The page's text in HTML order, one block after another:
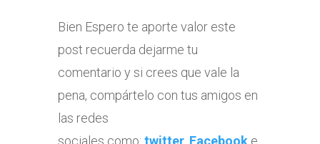
Bien Espero te aporte valor este
post recuerda dejarme tu
comentario y si crees que vale la
pena, compártelo con tus amigos en
las redes
sociales como: twitter, Facebook e